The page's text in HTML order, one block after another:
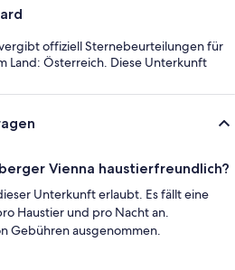
offiziell Sternebeurteilungen für
Land: Österreich. Diese Unterkunft
Vienna haustierfreundlich?
Unterkunft erlaubt. Es fällt eine
Haustier und pro Nacht an.
Gebühren ausgenommen.